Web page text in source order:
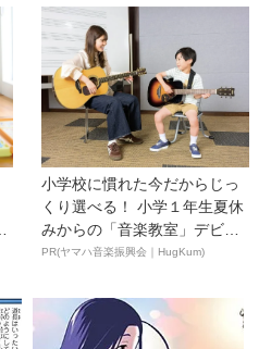
小学校に慣れた今だからじっ
くり選べる！ 小学１年生夏休
みからの「音楽教室」デビ
ュ...
PR(ヤマハ音楽振興会｜HugKum)